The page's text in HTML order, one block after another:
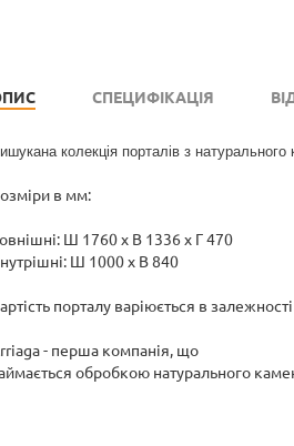
СПЕЦИФІКАЦІЯ
колекція порталів з
в мм:
Ш 1760 х В 1336 х Г 470
Ш 1000 х В 840
порталу варіюється в
- перша компанія, що
обробкою натурального